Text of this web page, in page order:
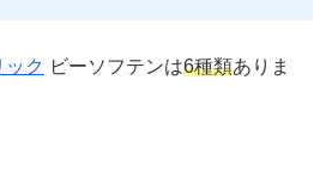
ック ビーソフテンは6種類ありま